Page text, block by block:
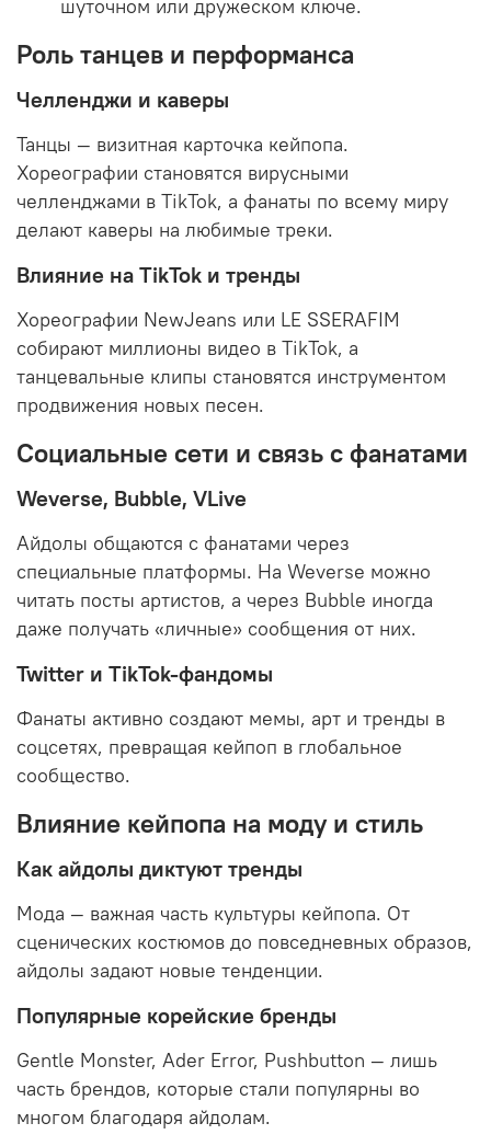
шуточном или дружеском ключе.
Роль танцев и перформанса
Челленджи и каверы
Танцы — визитная карточка кейпопа.
Хореографии становятся вирусными
челленджами в TikTok, а фанаты по всему миру
делают каверы на любимые треки.
Влияние на TikTok и тренды
Хореографии NewJeans или LE SSERAFIM
собирают миллионы видео в TikTok, а
танцевальные клипы становятся инструментом
продвижения новых песен.
Социальные сети и связь с фанатами
Weverse, Bubble, VLive
Айдолы общаются с фанатами через
специальные платформы. На Weverse можно
читать посты артистов, а через Bubble иногда
даже получать «личные» сообщения от них.
Twitter и TikTok-фандомы
Фанаты активно создают мемы, арт и тренды в
соцсетях, превращая кейпоп в глобальное
сообщество.
Влияние кейпопа на моду и стиль
Как айдолы диктуют тренды
Мода — важная часть культуры кейпопа. От
сценических костюмов до повседневных образов,
айдолы задают новые тенденции.
Популярные корейские бренды
Gentle Monster, Ader Error, Pushbutton — лишь
часть брендов, которые стали популярны во
многом благодаря айдолам.